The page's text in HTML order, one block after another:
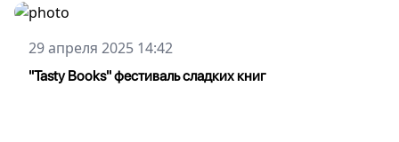
29 апреля 2025 14:42
"Tasty Books" фестиваль сладких книг